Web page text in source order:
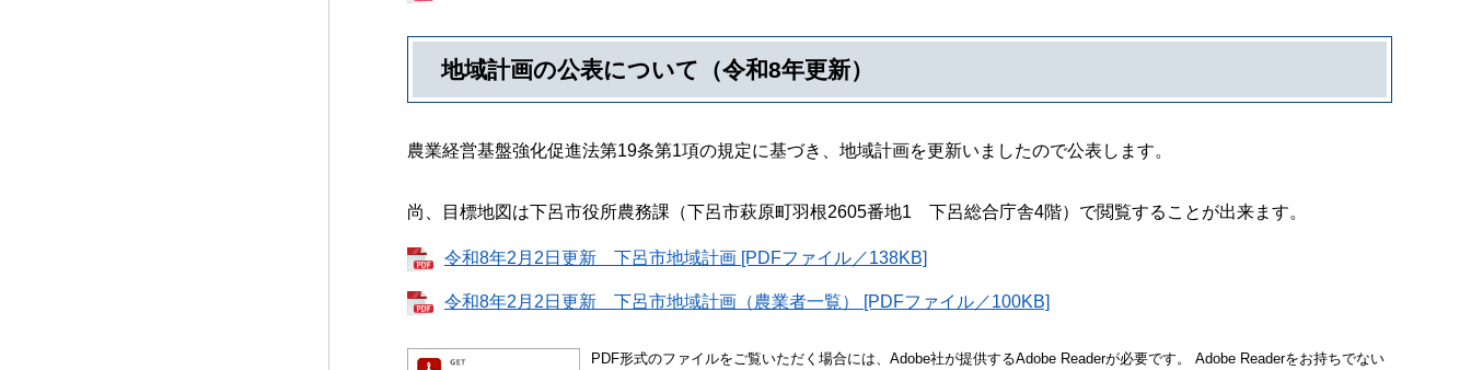
地域計画の公表について（令和8年更新）
農業経営基盤強化促進法第19条第1項の規定に基づき、地域計画を更新いましたので公表します。
尚、目標地図は下呂市役所農務課（下呂市萩原町羽根2605番地1 下呂総合庁舎4階）で閲覧することが出来ます。
令和8年2月2日更新 下呂市地域計画 [PDFファイル／138KB]
令和8年2月2日更新 下呂市地域計画（農業者一覧） [PDFファイル／100KB]
PDF形式のファイルをご覧いただく場合には、Adobe社が提供するAdobe Readerが必要です。
Adobe Readerをお持ちでない